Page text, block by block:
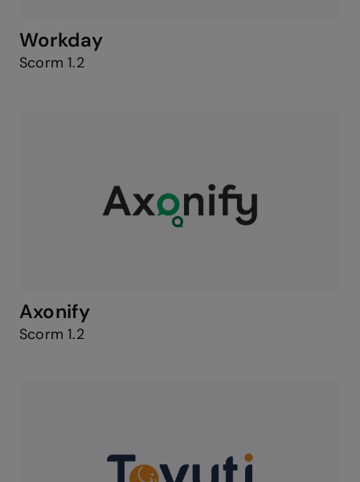
Workday
Scorm 1.2
Axonify
Scorm 1.2